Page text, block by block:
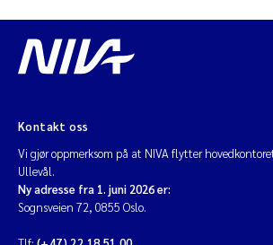
Kontakt oss
Vi gjør oppmerksom på at NIVA flytter
Ullevål.
Ny adresse fra 1. juni 2026 er:
Sognsveien 72, 0855 Oslo.